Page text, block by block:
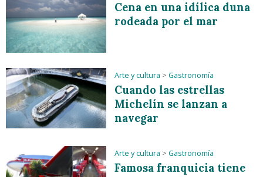
Cena en una idílica duna
rodeada por el mar
Arte y cultura > Gastronomía
Cuando las estrellas
Michelín se lanzan a
navegar
Arte y cultura > Gastronomía
Famosa franquicia tiene